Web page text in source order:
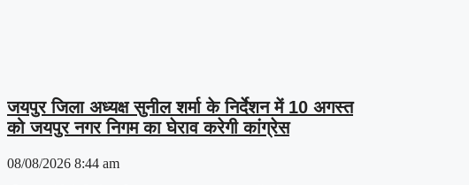
जयपुर जिला अध्यक्ष सुनील शर्मा के निर्देशन में 10 अगस्त
को जयपुर नगर निगम का घेराव करेगी कांग्रेस
08/08/2026 8:44 am